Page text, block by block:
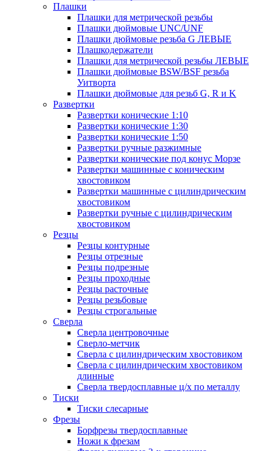
Плашки
Плашки для метрической резьбы
Плашки дюймовые UNC/UNF
Плашки дюймовые резьба G ЛЕВЫЕ
Плашкодержатели
Плашки для метрической резьбы ЛЕВЫЕ
Плашки дюймовые BSW/BSF резьба
Уитворта
Плашки дюймовые для резьб G, R и K
Развертки
Развертки конические 1:10
Развертки конические 1:30
Развертки конические 1:50
Развертки ручные разжимные
Развертки конические под конус Морзе
Развертки машинные с коническим
хвостовиком
Развертки машинные с цилиндрическим
хвостовиком
Развертки ручные с цилиндрическим
хвостовиком
Резцы
Резцы контурные
Резцы отрезные
Резцы подрезные
Резцы проходные
Резцы расточные
Резцы резьбовые
Резцы строгальные
Сверла
Сверла центровочные
Сверло-метчик
Сверла с цилиндрическим хвостовиком
Сверла с цилиндрическим хвостовиком
длинные
Сверла твердосплавные ц/х по металлу
Тиски
Тиски слесарные
Фрезы
Борфрезы твердосплавные
Ножи к фрезам